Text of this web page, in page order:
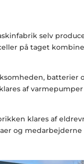
selv
på taget
batterier
af varmepumper
klares af
og